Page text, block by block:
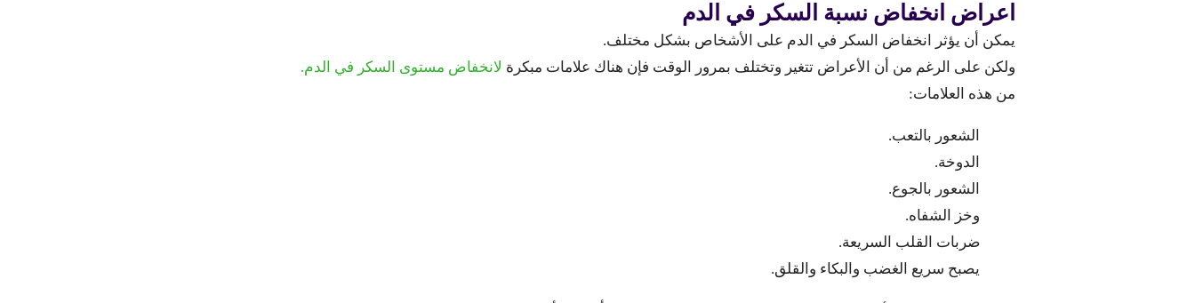
اعراض انخفاض نسبة السكر في الدم
يمكن أن يؤثر انخفاض السكر في الدم على الأشخاص بشكل مختلف.
ولكن على الرغم من أن الأعراض تتغير وتختلف بمرور الوقت فإن هناك علامات مبكرة لانخفاض مستوى السكر في الدم.
من هذه العلامات:
الشعور بالتعب.
الدوخة.
الشعور بالجوع.
وخز الشفاه.
ضربات القلب السريعة.
يصبح سريع الغضب والبكاء والقلق.